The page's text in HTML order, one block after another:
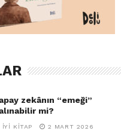
zekânın “emeği”
mi?
İYI KITAP 2 MART 2026